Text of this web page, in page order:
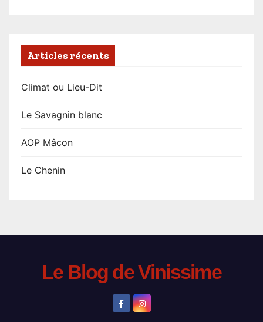
Articles récents
Climat ou Lieu-Dit
Le Savagnin blanc
AOP Mâcon
Le Chenin
Le Blog de Vinissime